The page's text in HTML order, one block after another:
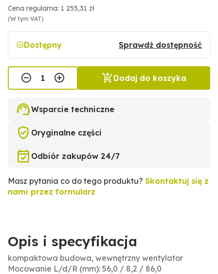
Cena regularna: 1 255,31 zł
(W tym VAT)
Dostępny Sprawdź dostępność
Dodaj do koszyka
Wsparcie techniczne
Oryginalne części
Odbiór zakupów 24/7
Masz pytania co do tego produktu? Skontaktuj się z
nami przez formularz
Opis i specyfikacja
kompaktowa budowa, wewnętrzny wentylator
Mocowanie L/d/R (mm): 56,0 / 8,2 / 86,0